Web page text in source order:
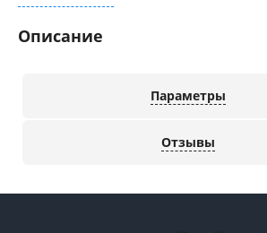
Описание
Параметры
Отзывы